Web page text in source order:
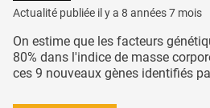
Actualité publiée il y a 8 années 7 mois
On estime que les facteurs
80% dans l'indice de masse
ces 9 nouveaux gènes identifiés